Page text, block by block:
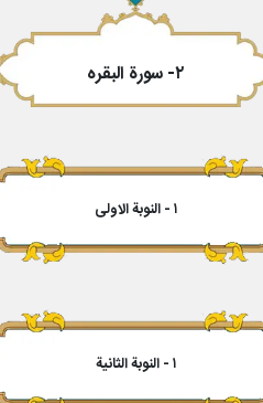
۲- سورة البقره‏
۱ - النوبة الاولى
۱ - النوبة الثانیة